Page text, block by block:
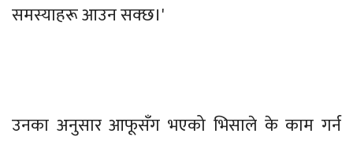
समस्याहरू आउन सक्छ।'
उनका अनुसार आफूसँग भएको भिसाले के काम गर्न